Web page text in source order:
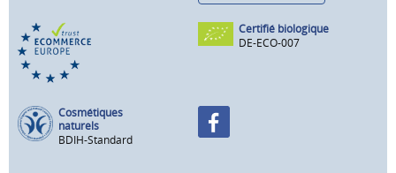
Certifié biologique
DE-ECO-007
Cosmétiques
naturels
BDIH-Standard